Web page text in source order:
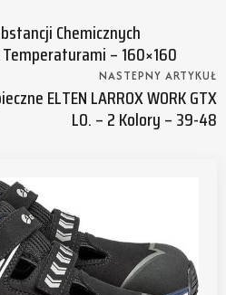
Chemicznych
– 160×160
NASTEPNY ARTYKUŁ
ELTEN LARROX WORK GTX
LO. – 2 Kolory – 39-48